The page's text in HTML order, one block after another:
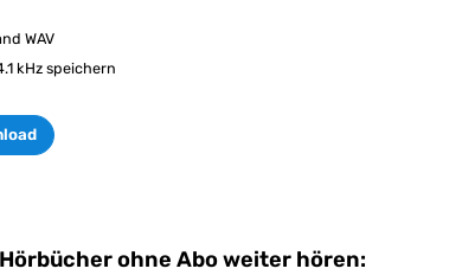
WAV
kHz speichern
ohne Abo weiter hören: